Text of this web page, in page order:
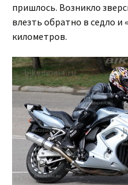
пришлось. Возникло
влезть обратно в седло
километров.